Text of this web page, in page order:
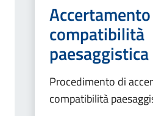
compatibilità
paesaggistica
Procedimento di
compatibilità